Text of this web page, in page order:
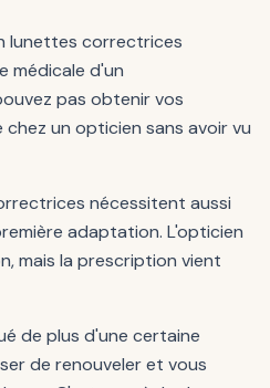
lunettes correctrices
médicale d'un
pas obtenir vos
un opticien sans avoir vu
nécessitent aussi
adaptation. L'opticien
mais la prescription vient
de plus d'une certaine
de renouveler et vous